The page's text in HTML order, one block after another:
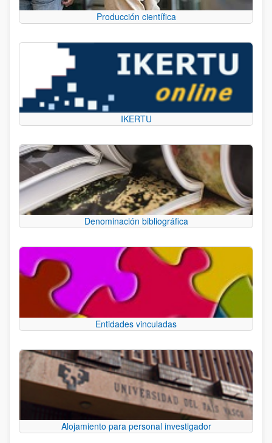
Producción científica
IKERTU
Denominación bibliográfica
Entidades vinculadas
Alojamiento para personal investigador